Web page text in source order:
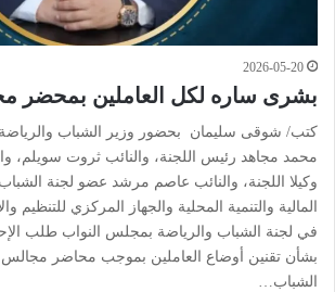
2026-05-20
بشرى ساره لكل العاملين بمحضر
كتب/ شوقى سليمان بحضور وزير الشباب والرياضة
محمد مجاهد رئيس اللجنة، والنائب ثروت سويلم،
وكيلا اللجنة، والنائب عاصم مرشد عضو لجنة
المالية والتنمية المحلية والجهاز المركزي للتنظيم
في لجنة الشباب والرياضة بمجلس النواب طلب
بشأن تقنين أوضاع العاملين بموجب محاضر مجالس
الشباب…